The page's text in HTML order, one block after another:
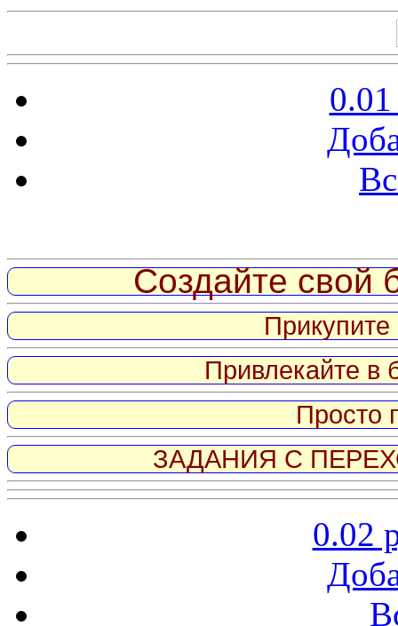
Создайте свой
Привлекайте в
Просто
ЗАДАНИЯ С
0.02